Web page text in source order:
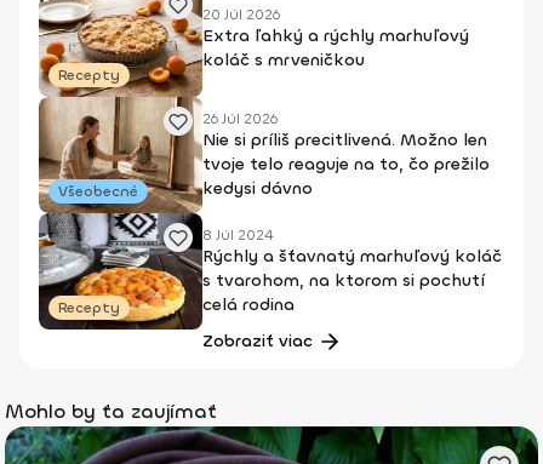
Recepty
20 Júl 2026
Extra ľahký a rýchly marhuľový
koláč s mrveničkou
Všeobecné
26 Júl 2026
Nie si príliš precitlivená. Možno len
tvoje telo reaguje na to, čo prežilo
kedysi dávno
Recepty
8 Júl 2024
Rýchly a šťavnatý marhuľový koláč
s tvarohom, na ktorom si pochutí
celá rodina
Zobraziť viac
Mohlo by ťa zaujímať